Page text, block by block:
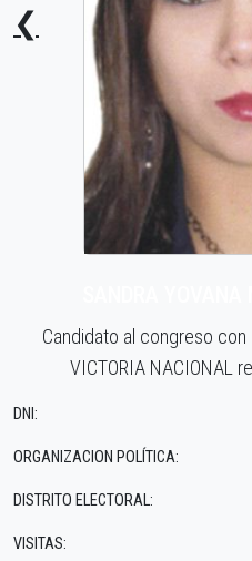
❮
Candidato al congreso
VICTORIA NACIONAL
DNI:
ORGANIZACION POLÍTICA:
DISTRITO ELECTORAL:
VISITAS: